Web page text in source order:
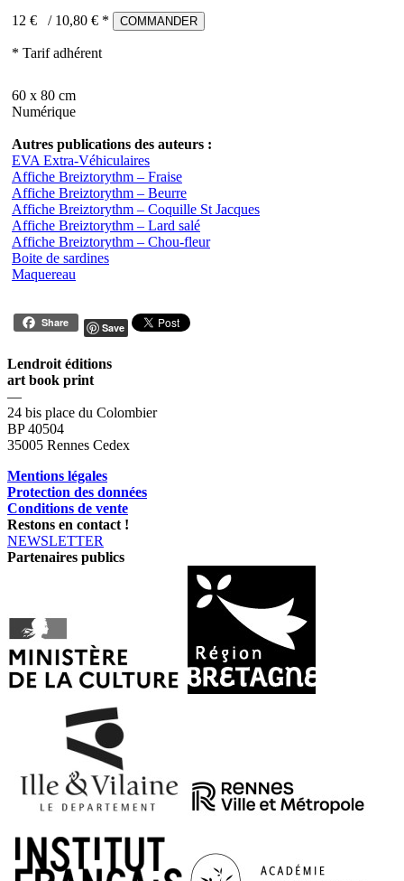
12 € / 10,80 € * COMMANDER
* Tarif adhérent
60 x 80 cm
Numérique
Autres publications des auteurs :
EVA Extra-Véhiculaires
Affiche Breiztorythm – Fraise
Affiche Breiztorythm – Beurre
Affiche Breiztorythm – Coquille St Jacques
Affiche Breiztorythm – Lard salé
Affiche Breiztorythm – Chou-fleur
Boite de sardines
Maquereau
Share Save
Lendroit éditions
art book print
—
24 bis place du Colombier
BP 40504
35005 Rennes Cedex
Mentions légales
Protection des données
Conditions de vente
Restons en contact !
NEWSLETTER
Partenaires publics